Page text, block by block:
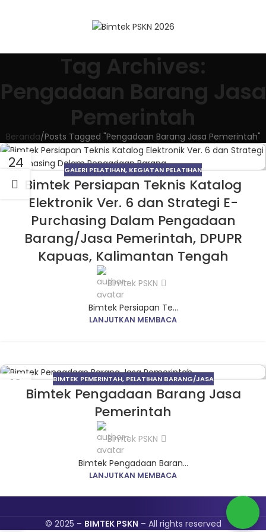
Tag Archives:
Pengadaan Barang Jasa
Pemerintah
Beranda Posts Tagged "Pengadaan Barang Jasa Pemerintah"
24 GALERI PELATIHAN, KEGIATAN PELATIHAN
Bimtek Persiapan Teknis Katalog
Elektronik Ver. 6 dan Strategi E-
Purchasing Dalam Pengadaan
Barang/Jasa Pemerintah, DPUPR
Kapuas, Kalimantan Tengah
Bimtek PSKN
Bimtek Persiapan Te...
LANJUTKAN MEMBACA
12 BIMTEK PEMERINTAH, PELATIHAN BARANG/JASA
Bimtek Pengadaan Barang Jasa
Pemerintah
Bimtek PSKN
Bimtek Pengadaan Baran...
LANJUTKAN MEMBACA
© 2025 – BIMTEK PSKN – All rights reserved